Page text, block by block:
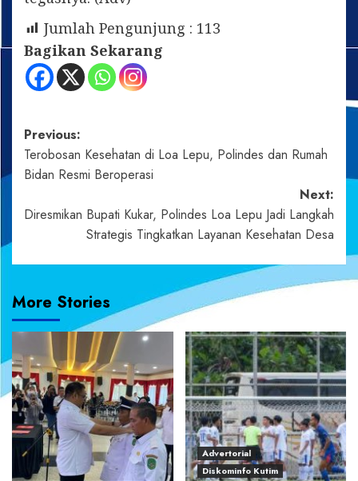
Jumlah Pengunjung : 113
Bagikan Sekarang
Post
navigation
Previous:
Terobosan Kesehatan di Loa Lepu, Polindes dan Rumah
Bidan Resmi Beroperasi
Next:
Diresmikan Bupati Kukar, Polindes Loa Lepu Jadi Langkah
Strategis Tingkatkan Layanan Kesehatan Desa
More Stories
Advertorial
Diskominfo Kutim